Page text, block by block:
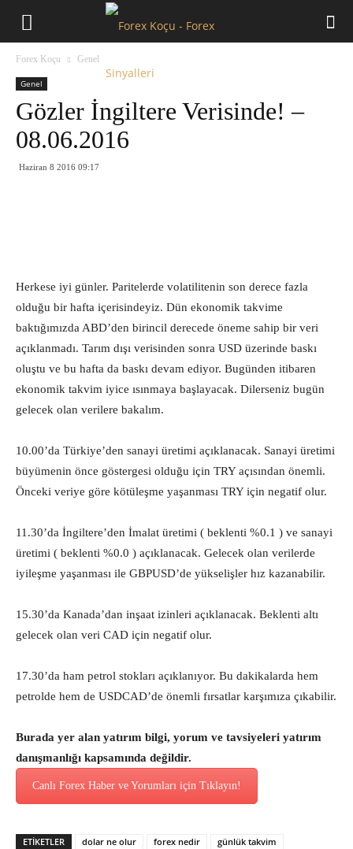
Forex Koçu Genel
Genel
Gözler İngiltere Verisinde! –
08.06.2016
Haziran 8 2016 09:17
Herkese iyi günler. Paritelerde volatilitenin son derece fazla
olduğu bir hafta içerisindeyiz. Dün ekonomik takvime
baktığımızda ABD’den birincil derecede öneme sahip bir veri
açıklanmadı. Tarım dışı verisinden sonra USD üzerinde baskı
oluştu ve bu hafta da baskı devam ediyor. Bugünden itibaren
ekonomik takvim iyice ısınmaya başlayacak. Dilerseniz bugün
gelecek olan verilere bakalım.
10.00’da Türkiye’den sanayi üretimi açıklanacak. Sanayi üretimi
büyümenin önce göstergesi olduğu için TRY açısından önemli.
Önceki veriye göre kötüleşme yaşanması TRY için negatif olur.
11.30’da İngiltere’den İmalat üretimi ( beklenti %0.1 ) ve sanayi
üretimi ( beklenti %0.0 ) açıklanacak. Gelecek olan verilerde
iyileşme yaşanması ile GBPUSD’de yükselişler hız kazanabilir.
15.30’da Kanada’dan inşaat izinleri açıklanacak. Beklenti altı
gelecek olan veri CAD için negatif olur.
17.30’da ham petrol stokları açıklanıyor. Bu dakikalarda hem
petrolde hem de USDCAD’de önemli fırsatlar karşımıza çıkabilir.
Burada yer alan yatırım bilgi, yorum ve tavsiyeleri yatırım
danışmanlığı kapsamında değildir.
Canlı Forex Haber ve Yorumları için Tıklayın!
ETİKETLER dolar ne olur forex nedir
günlük takvim